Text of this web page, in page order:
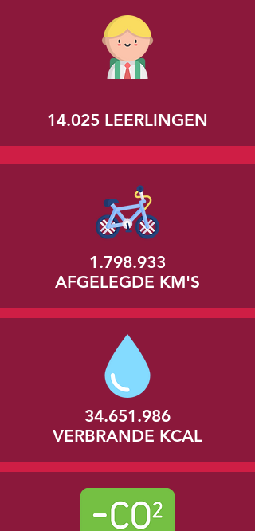
14.025 LEERLINGEN
1.798.933
AFGELEGDE KM'S
34.651.986
VERBRANDE KCAL